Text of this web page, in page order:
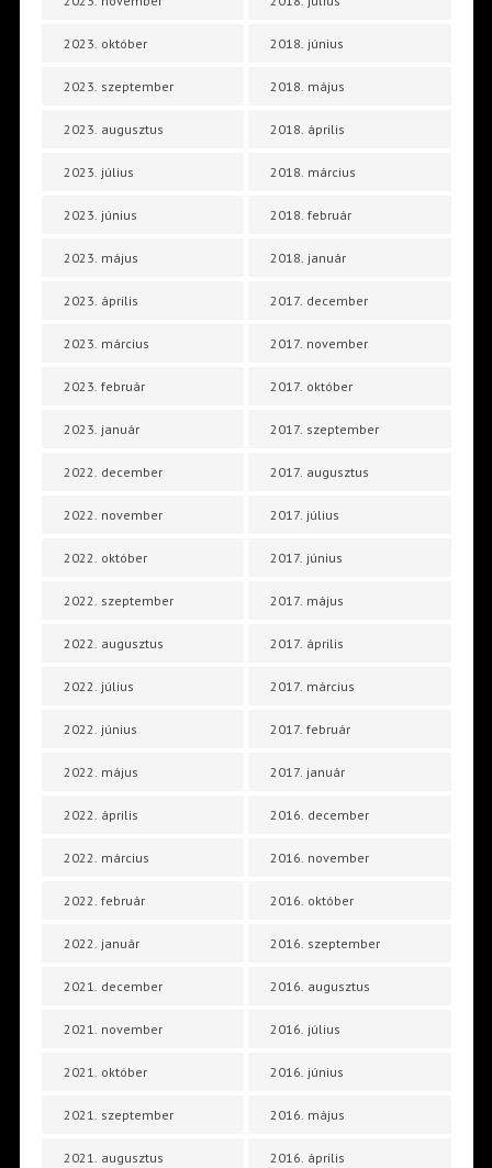
2023. október
2023. szeptember
2023. augusztus
2023. július
2023. június
2023. május
2023. április
2023. március
2023. február
2023. január
2022. december
2022. november
2022. október
2022. szeptember
2022. augusztus
2022. július
2022. június
2022. május
2022. április
2022. március
2022. február
2022. január
2021. december
2021. november
2021. október
2021. szeptember
2021. augusztus
2018. június
2018. május
2018. április
2018. március
2018. február
2018. január
2017. december
2017. november
2017. október
2017. szeptember
2017. augusztus
2017. július
2017. június
2017. május
2017. április
2017. március
2017. február
2017. január
2016. december
2016. november
2016. október
2016. szeptember
2016. augusztus
2016. július
2016. június
2016. május
2016. április